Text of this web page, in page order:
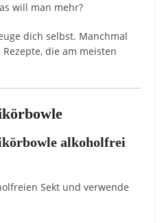
will man mehr?
dich selbst. Manchmal
die am meisten
alkoholfrei
Sekt und verwende